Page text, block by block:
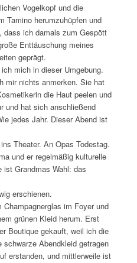
Vogelkopf und die
Tamino herumzuhüpfen und
dass ich damals zum Gespött
Enttäuschung meines
geprägt.
mich in dieser Umgebung.
mir nichts anmerken. Sie hat
die Haut peelen und
und hat sich anschließend
jedes Jahr. Dieser Abend ist
Theater. An Opas Todestag.
und er regelmäßig kulturelle
ist Grandmas Wahl: das
erschienen.
im Foyer und
grünen Kleid herum. Erst
Boutique gekauft, weil ich die
Abendkleid getragen
erstanden, und mittlerweile ist